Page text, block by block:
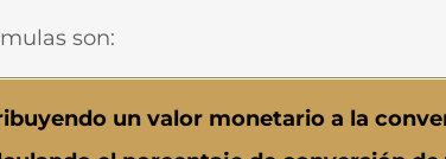
son:
un valor monetario a la